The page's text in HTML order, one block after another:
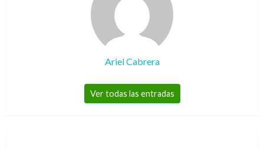
Ariel Cabrera
Ver todas las entradas